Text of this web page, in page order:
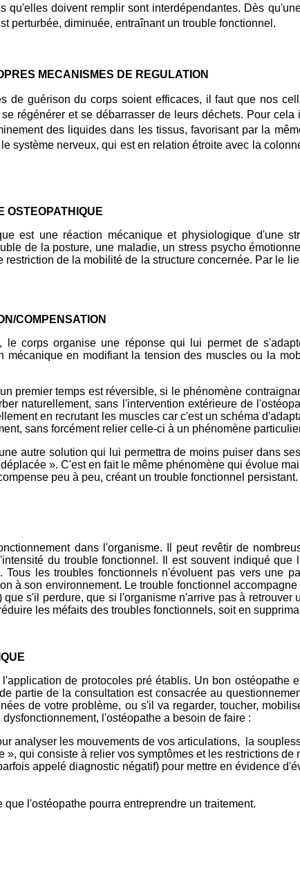
qu'elles doivent remplir sont interdépendantes. Dès
perturbée, diminuée, entraînant un trouble fonctionnel.
MECANISMES DE REGULATION
de guérison du corps soient efficaces, il faut que nos
régénérer et se débarrasser de leurs déchets. Pour
des liquides dans les tissus, favorisant par la
système nerveux, qui est en relation étroite avec la
OSTEOPATHIQUE
est une réaction mécanique et physiologique
de la posture, une maladie, un stress psycho
de la mobilité de la structure concernée. Par le
COMPENSATION
le corps organise une réponse qui lui permet de
mécanique en modifiant la tension des muscles ou la
premier temps est réversible, si le phénomène
naturellement, sans l'intervention extérieure de
en recrutant les muscles car c'est un schéma
sans forcément relier celle-ci à un phénomène
autre solution qui lui permettra de moins puiser dans
». C'est en fait le même phénomène qui évolue
peu à peu, créant un trouble fonctionnel persistant.
dans l'organisme. Il peut revêtir de
du trouble fonctionnel. Il est souvent indiqué
les troubles fonctionnels n'évoluent pas vers une
à son environnement. Le trouble fonctionnel
s'il perdure, que si l'organisme n'arrive pas à
les méfaits des troubles fonctionnels, soit en
de protocoles pré établis. Un bon
partie de la consultation est consacrée au
de votre problème, ou s'il va regarder, toucher,
l'ostéopathe a besoin de faire :
analyser les mouvements de vos articulations, la
», qui consiste à relier vos symptômes et les restrictions
appelé diagnostic négatif) pour mettre en évidence
l'ostéopathe pourra entreprendre un traitement.